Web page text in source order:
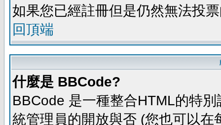
如果您已經註冊但是仍然無法投
回頂端
什麼是 BBCode?
BBCode 是一種整合HTML的特
統管理員的開放與否 (您也可以